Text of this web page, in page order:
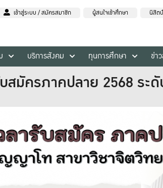
เข้าสู่ระบบ / สมัครสมาชิก ผู้สนใจเข้าศึกษา นิสิต
บริการสังคม ทุนการศึกษา ข่า
สมัครภาคปลาย 2568 ร